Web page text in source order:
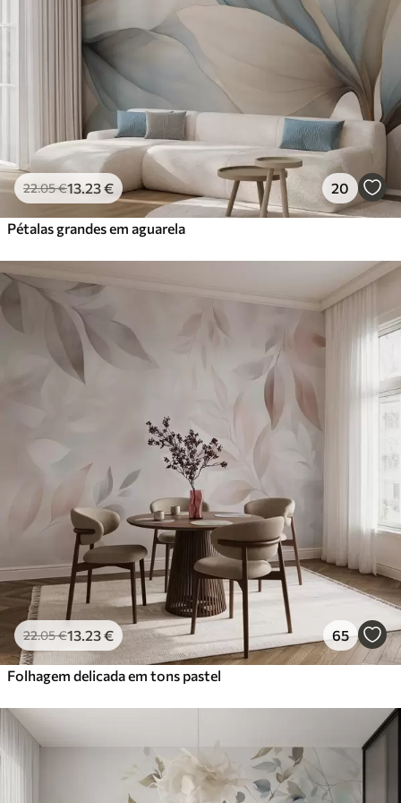
22.05€13.23€ 20
Pétalas grandes em aguarela
22.05€13 .23€ 65
Folhagem delicada em tons pastel